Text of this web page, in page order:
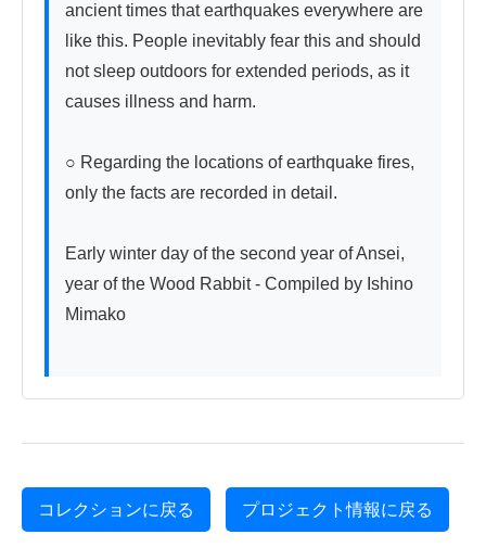
ancient times that earthquakes everywhere are
like this. People inevitably fear this and should
not sleep outdoors for extended periods, as it
causes illness and harm.
○ Regarding the locations of earthquake fires,
only the facts are recorded in detail.
Early winter day of the second year of Ansei,
year of the Wood Rabbit - Compiled by Ishino
Mimako
コレクションに戻る プロジェクト情報に戻る